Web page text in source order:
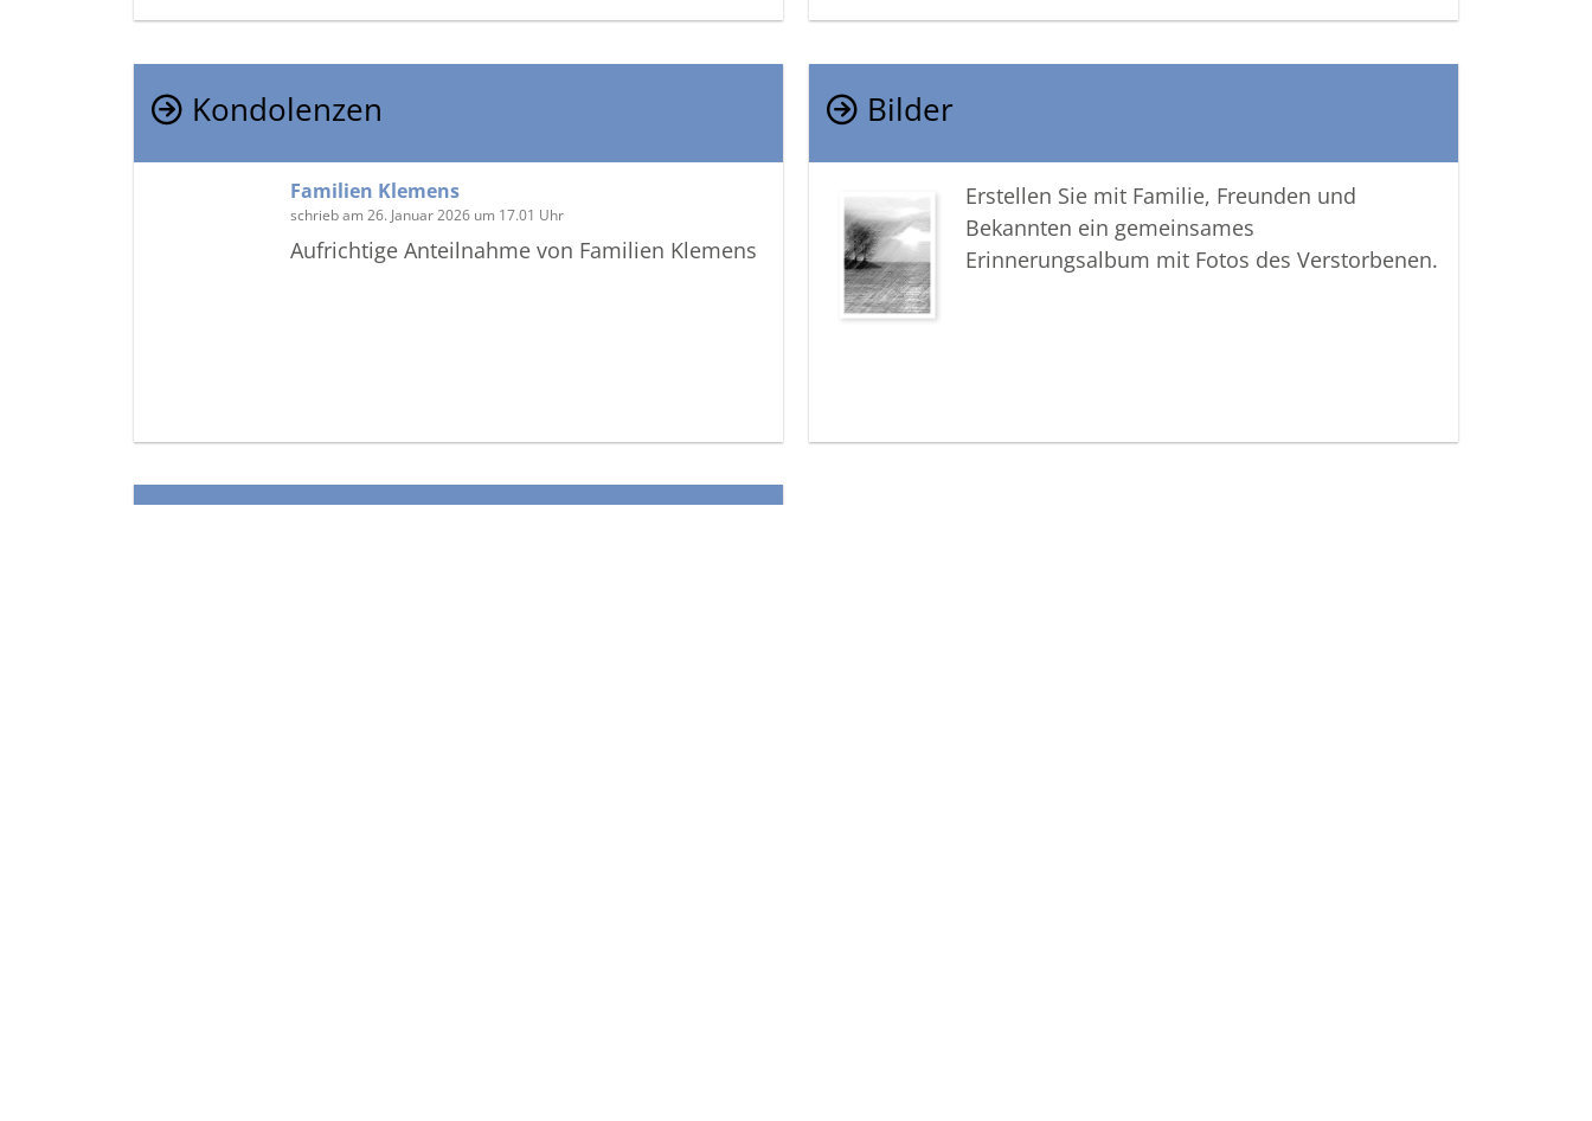
Kondolenzen
Familien Klemens
schrieb am 26. Januar 2026 um 17.01 Uhr
Aufrichtige Anteilnahme von Familien Klemens
Bilder
Erstellen Sie mit Familie, Freunden und
Bekannten ein gemeinsames
Erinnerungsalbum mit Fotos des Verstorbenen.